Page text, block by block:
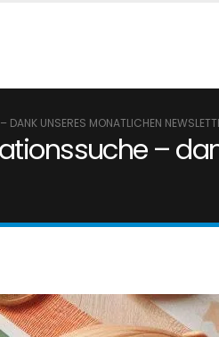
UNSERES MONATLICHEN
–